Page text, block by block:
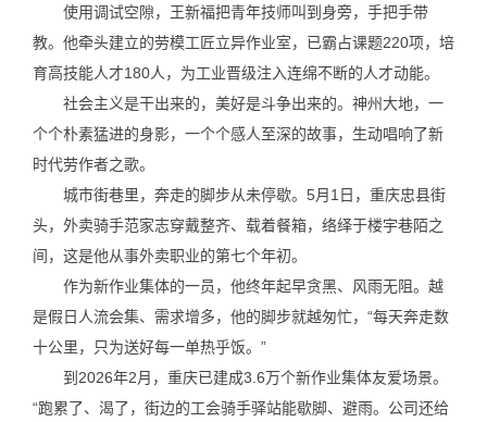
使用调试空隙，王新福把青年技师叫到身旁，手把手带
教。他牵头建立的劳模工匠立异作业室，已霸占课题220项，培
育高技能人才180人，为工业晋级注入连绵不断的人才动能。
社会主义是干出来的，美好是斗争出来的。神州大地，一
个个朴素猛进的身影，一个个感人至深的故事，生动唱响了新
时代劳作者之歌。
城市街巷里，奔走的脚步从未停歇。5月1日，重庆忠县街
头，外卖骑手范家志穿戴整齐、载着餐箱，络绎于楼宇巷陌之
间，这是他从事外卖职业的第七个年初。
作为新作业集体的一员，他终年起早贪黑、风雨无阻。越
是假日人流会集、需求增多，他的脚步就越匆忙，“每天奔走数
十公里，只为送好每一单热乎饭。”
到2026年2月，重庆已建成3.6万个新作业集体友爱场景。
“跑累了、渴了，街边的工会骑手驿站能歇脚、避雨。公司还给